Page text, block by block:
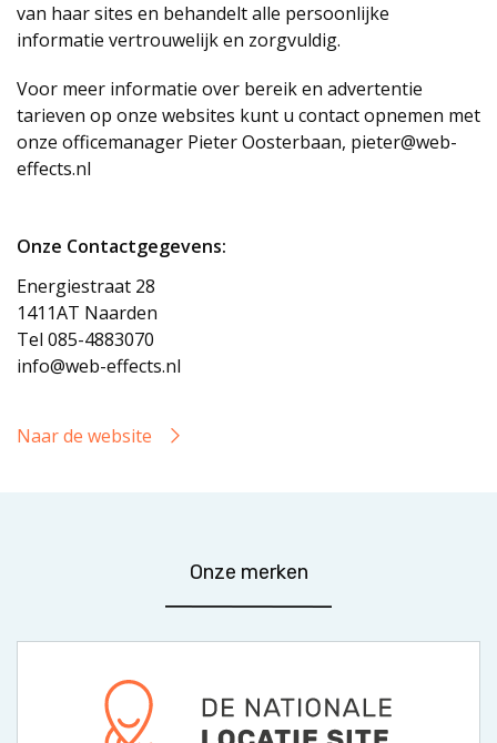
van haar sites en behandelt alle persoonlijke
informatie vertrouwelijk en zorgvuldig.
Voor meer informatie over bereik en advertentie
tarieven op onze websites kunt u contact opnemen met
onze officemanager Pieter Oosterbaan, pieter@web-
effects.nl
Onze Contactgegevens:
Energiestraat 28
1411AT Naarden
Tel 085-4883070
info@web-effects.nl
Naar de website
Onze merken